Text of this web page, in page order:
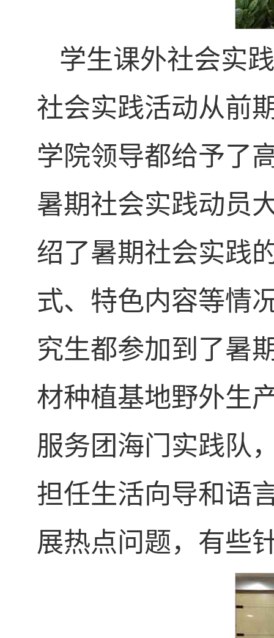
学生课外社会实
社会实践活动从前
学院领导都给予了
暑期社会实践动员
绍了暑期社会实践
式、特色内容等情
究生都参加到了暑
材种植基地野外生
服务团海门实践队
担任生活向导和语
展热点问题，有些